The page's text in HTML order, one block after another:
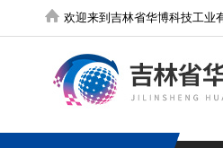
欢迎来到吉林省华博科技工业